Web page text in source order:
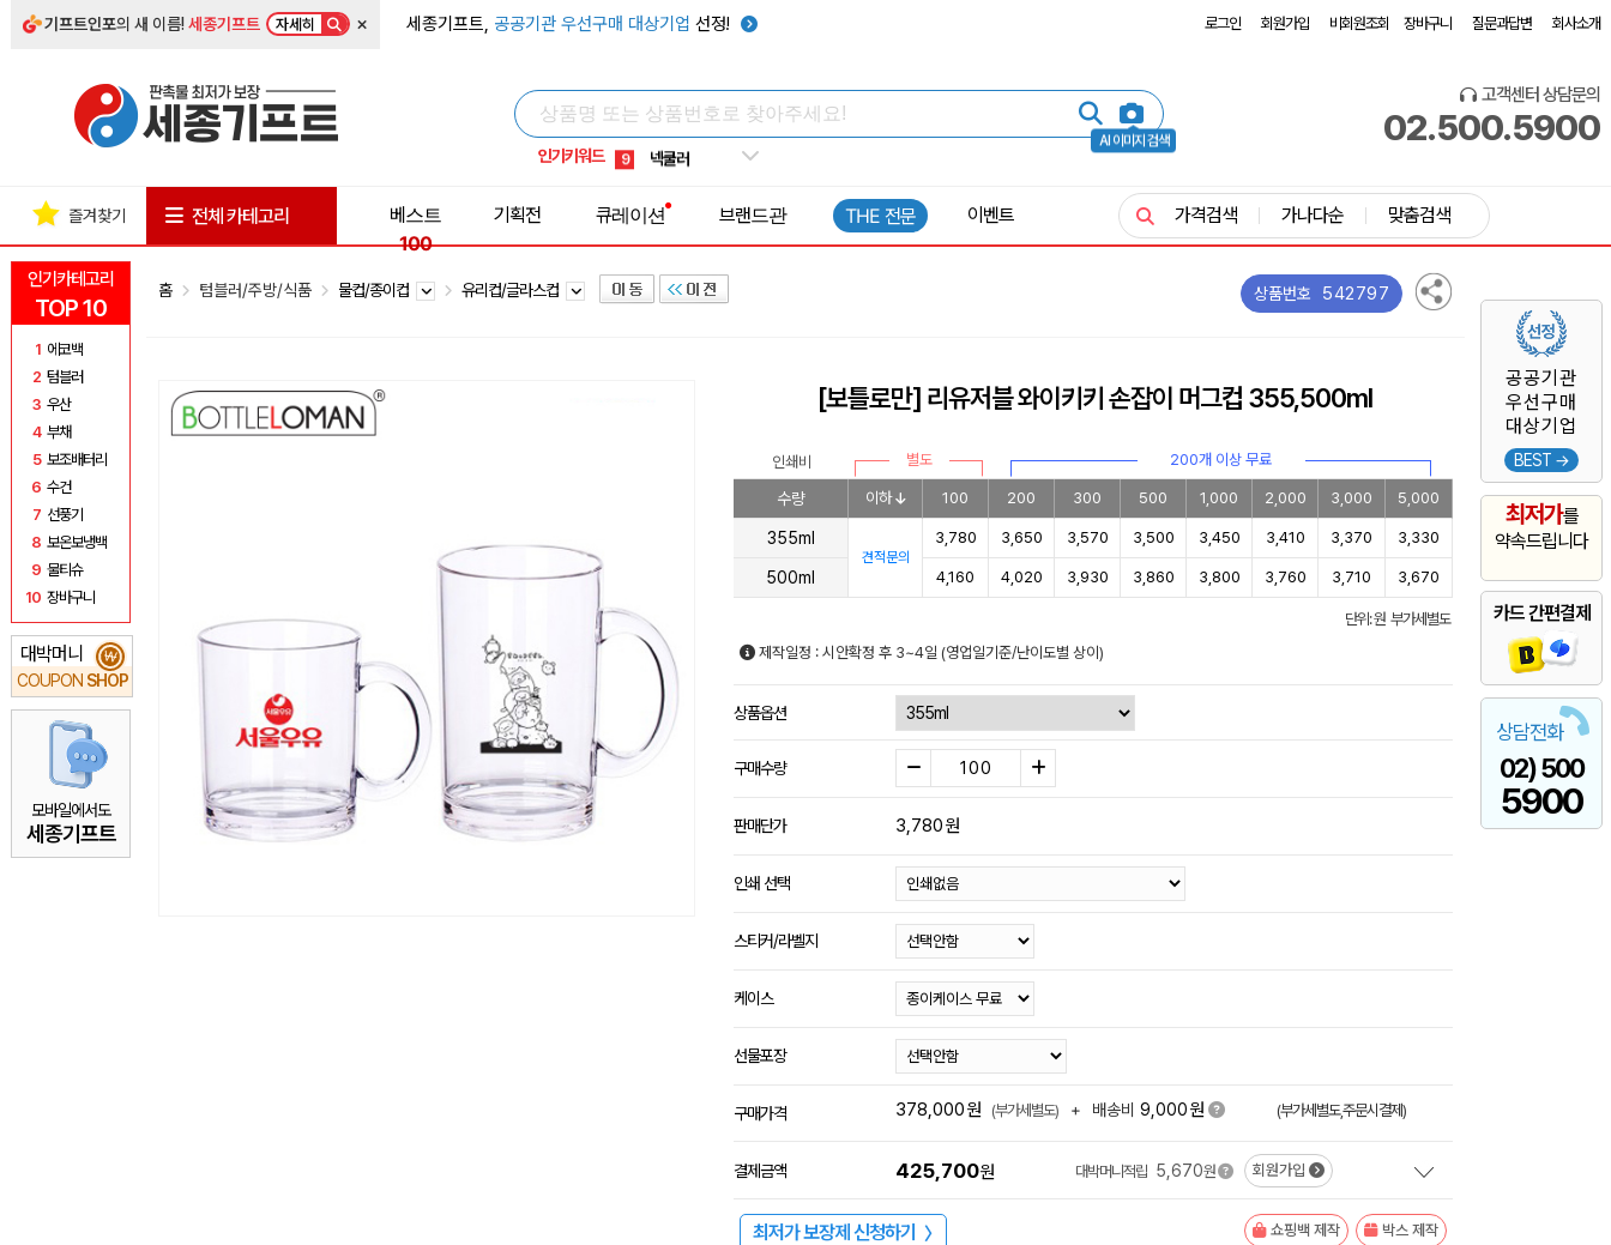
기프트인포의 새 이름!세종기프트 자세히 × 세종기프트, 공공기관 우선구매 대상기업 선정! 로그인 회원가입 비회원조회 장바구니 질문과답변 회사소개
AI 이미지 검색
인기키워드
5 키캡
8 쿨토시
9 넥쿨러
1 선풍기
고객센터 상담문의
02.500.5900
인기카테고리
TOP 10
1 에코백
2 텀블러
3 우산
4 부채
5 보조배터리
6 수건
7 선풍기
8 보온보냉백
9 물티슈
10 장바구니
대박머니
COUPON SHOP
₩
모바일에서도
세종기프트
공공기관
우선구매
대상기업
BEST →
최저가를
약속드립니다
카드 간편결제
상담전화
02) 500
5900
즐겨찾기 전체 카테고리
베스트
100
기획전 큐레이션 브랜드관 THE 전문 이벤트 가격검색 가나다순 맞춤검색
홈 텀블러/주방/식품 물컵/종이컵 유리컵/글라스컵 상품번호 542797
[보틀로만] 리유저블 와이키키 손잡이 머그컵 355,500ml
인쇄비 별도 200개 이상 무료
수량 이하 100 200 300 500 1,000 2,000 3,000 5,000
355ml
견적문의
3,780 3,650 3,570 3,500 3,450 3,410 3,370 3,330
500ml 4,160 4,020 3,930 3,860 3,800 3,760 3,710 3,670
단위: 원 부가세별도
제작일정 : 시안확정 후 3~4일 (영업일기준/난이도별 상이)
상품옵션
구매수량
판매단가 3,780원
인쇄 선택
스티커/라벨지
케이스
선물포장
구매가격 378,000원 (부가세별도) + 배송비 9,000원 (부가세별도,주문시결제)
결제금액 425,700원 대박머니적립 5,670원 회원가입
최저가 보장제 신청하기 〉 쇼핑백 제작 박스 제작